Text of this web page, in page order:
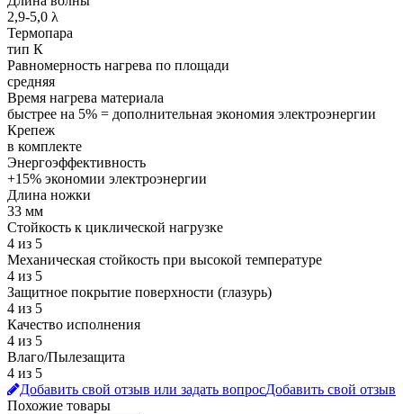
2,9-5,0 λ
Термопара
тип К
Равномерность нагрева по площади
средняя
Время нагрева материала
быстрее на 5% = дополнительная экономия электроэнергии
Крепеж
в комплекте
Энергоэффективность
+15% экономии электроэнергии
Длина ножки
33 мм
Стойкость к циклической нагрузке
4 из 5
Механическая стойкость при высокой температуре
4 из 5
Защитное покрытие поверхности (глазурь)
4 из 5
Качество исполнения
4 из 5
Влаго/Пылезащита
4 из 5
Добавить свой отзыв или задать вопросДобавить свой отзыв
Похожие товары